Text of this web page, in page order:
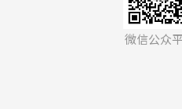
微信公众